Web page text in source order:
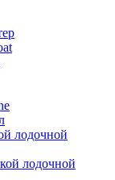
лодочной
лодочной